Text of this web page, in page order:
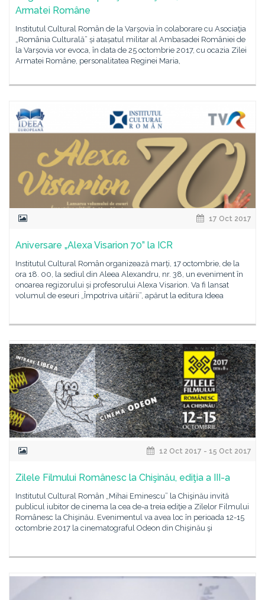
Armatei Române
Institutul Cultural Român de la Varșovia în colaborare cu Asociaţia
„România Culturală” și atașatul militar al Ambasadei României de
la Varșovia vor evoca, în data de 25 octombrie 2017, cu ocazia Zilei
Armatei Române, personalitatea Reginei Maria,
17 Oct 2017
Aniversare „Alexa Visarion 70” la ICR
Institutul Cultural Român organizează marți, 17 octombrie, de la
ora 18. 00, la sediul din Aleea Alexandru, nr. 38, un eveniment în
onoarea regizorului și profesorului Alexa Visarion. Va fi lansat
volumul de eseuri „Împotriva uitării”, apărut la editura Ideea
12 Oct 2017 - 15 Oct 2017
Zilele Filmului Românesc la Chişinău, ediţia a III-a
Institutul Cultural Român „Mihai Eminescu” la Chişinău invită
publicul iubitor de cinema la cea de-a treia ediţie a Zilelor Filmului
Românesc la Chişinău. Evenimentul va avea loc în perioada 12-15
octombrie 2017 la cinematograful Odeon din Chişinău şi